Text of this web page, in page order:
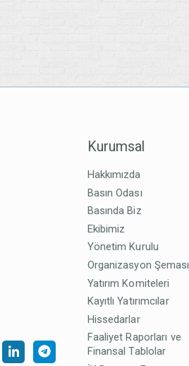
Kurumsal
Hakkımızda
Basın Odası
Basında Biz
Ekibimiz
Yönetim Kurulu
Organizasyon Şeması
Yatırım Komiteleri
Kayıtlı Yatırımcılar
Hissedarlar
Faaliyet Raporları ve
Finansal Tablolar